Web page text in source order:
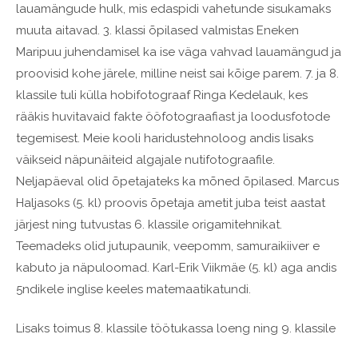
lauamängude hulk, mis edaspidi vahetunde sisukamaks
muuta aitavad. 3. klassi õpilased valmistas Eneken
Maripuu juhendamisel ka ise väga vahvad lauamängud ja
proovisid kohe järele, milline neist sai kõige parem. 7. ja 8.
klassile tuli külla hobifotograaf Ringa Kedelauk, kes
rääkis huvitavaid fakte ööfotograafiast ja loodusfotode
tegemisest. Meie kooli haridustehnoloog andis lisaks
väikseid näpunäiteid algajale nutifotograafile.
Neljapäeval olid õpetajateks ka mõned õpilased. Marcus
Haljasoks (5. kl) proovis õpetaja ametit juba teist aastat
järjest ning tutvustas 6. klassile origamitehnikat.
Teemadeks olid jutupaunik, veepomm, samuraikiiver e
kabuto ja näpuloomad. Karl-Erik Viikmäe (5. kl) aga andis
5ndikele inglise keeles matemaatikatundi.
Lisaks toimus 8. klassile töötukassa loeng ning 9. klassile